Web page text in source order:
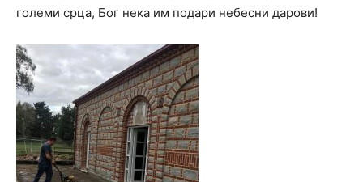
големи срца, Бог нека им подари небесни дарови!